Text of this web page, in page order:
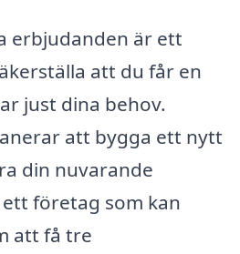
erbjudanden är ett
att du får en
just dina behov.
att bygga ett nytt
din nuvarande
företag som kan
att få tre